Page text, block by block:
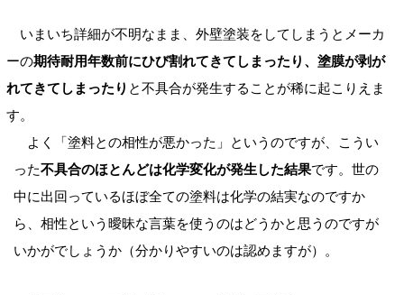
いまいち詳細が不明なまま、外壁塗装をしてしまうとメーカ
ーの期待耐用年数前にひび割れてきてしまったり、塗膜が剥が
れてきてしまったり と不具合が発生することが稀に起こりえま
す。
よく「塗料との相性が悪かった」というのですが、こうい
った不具合のほとんどは化学変化が発生した結果です。世の
中に出回っているほぼ全ての塗料は化学の結実なのですか
ら、相性という曖昧な言葉を使うのはどうかと思うのですが
いかがでしょうか（分かりやすいのは認めますが）。